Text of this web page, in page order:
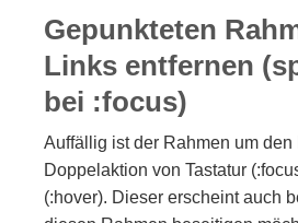
Gepunkteten
Links entfernen
bei :focus)
Auffällig ist der Rahmen um den
Doppelaktion von Tastatur
(:hover). Dieser erscheint auch